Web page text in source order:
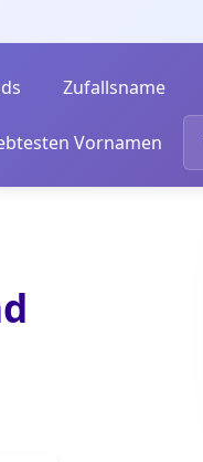
Zufallsname
Vornamen